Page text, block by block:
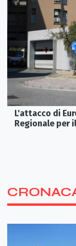
L'attacco di
Regionale per